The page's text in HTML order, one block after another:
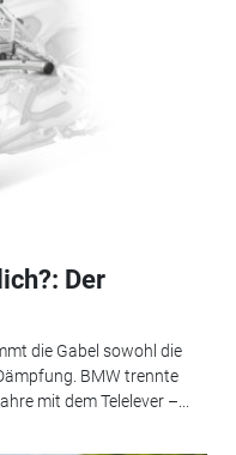
Der
die Gabel sowohl die
BMW trennte
mit dem Telelever –...